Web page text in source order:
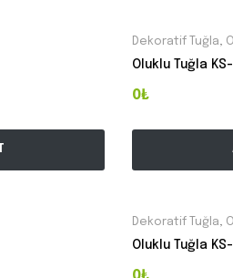
Dekoratif Tuğla,
Oluklu Tuğla
0₺
Dekoratif Tuğla,
Oluklu Tuğla